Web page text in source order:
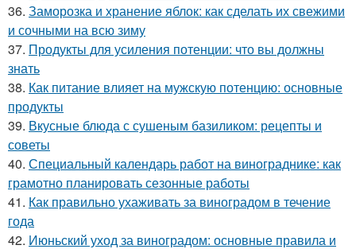
36. Заморозка и хранение яблок: как сделать их свежими
и сочными на всю зиму
37. Продукты для усиления потенции: что вы должны
знать
38. Как питание влияет на мужскую потенцию: основные
продукты
39. Вкусные блюда с сушеным базиликом: рецепты и
советы
40. Специальный календарь работ на винограднике: как
грамотно планировать сезонные работы
41. Как правильно ухаживать за виноградом в течение
года
42. Июньский уход за виноградом: основные правила и